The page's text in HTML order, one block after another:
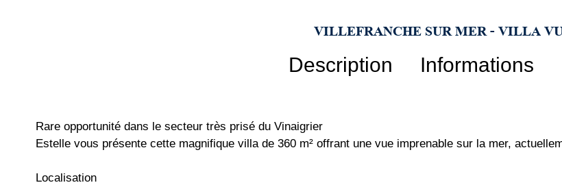
VILLEFRANCHE SUR MER - VILLA
Description Informations
Rare opportunité dans le secteur très prisé du Vinaigrier
Estelle vous présente cette magnifique villa de 360 m² offrant une vue imprenable sur la mer,
Localisation